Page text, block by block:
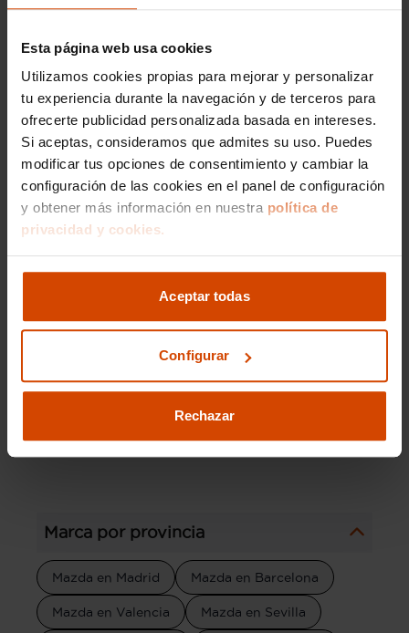
Esta página web usa cookies
Utilizamos cookies propias para mejorar y personalizar
tu experiencia durante la navegación y de terceros para
ofrecerte publicidad personalizada basada en intereses.
Si aceptas, consideramos que admites su uso. Puedes
modificar tus opciones de consentimiento y cambiar la
configuración de las cookies en el panel de configuración
y obtener más información en nuestra política de
privacidad y cookies.
Aceptar todas
Configurar
Rechazar
vehículo es una decisión importante, por lo que
ofrecemos la opción de financiar la compra de
un Mazda CX-30 de segunda mano. La
financiación es una excelente alternativa para
aquellos que desean distribuir el coste a lo largo
del tiempo sin comprometer la calidad del
vehículo que buscan. Al adquirir un coche de
ocasión en Vizcaya con Flexicar, no solo tendrás
la tranquilidad de contar con un vehículo
revisado y garantizado, sino también con el
respaldo de un asesoramiento personalizado
dispuesto a guiarte durante todo el proceso de
el cliente, proporcionándote confianza y
seguridad en cada paso del camino. Nuestro
objetivo es que encuentres el Mazda CX-30 que
mejor se adapte a tus necesidades y
presupuesto, mientras disfrutas de una
experiencia de compra sin complicaciones.
Marca por provincia
Mazda en Madrid Mazda en Barcelona
Mazda en Valencia Mazda en Sevilla